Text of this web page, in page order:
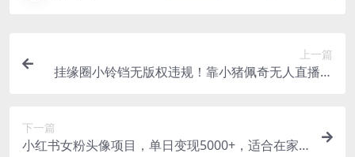
上一篇
挂缘圈小铃铛无版权违规！靠小猪佩奇无人直播，
下一篇
小红书女粉头像项目，单日变现5000+，适合在家